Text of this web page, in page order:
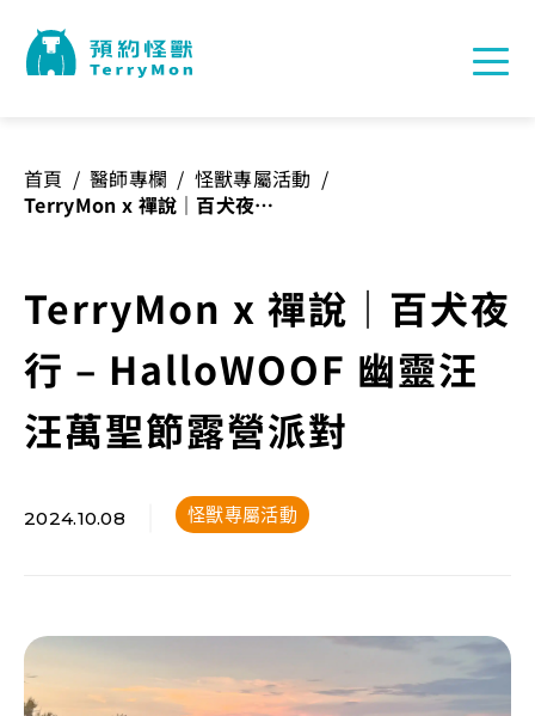
首頁 / 醫師專欄 / 怪獸專屬活動 /
TerryMon x 禪說｜百犬夜行
TerryMon x 禪說｜百犬夜
行 – HalloWOOF 幽靈汪
汪萬聖節露營派對
2024.10.08 怪獸專屬活動